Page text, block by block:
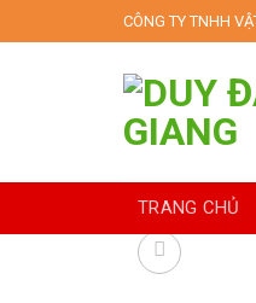
to
CÔNG TY TNHH
TRANG CHỦ